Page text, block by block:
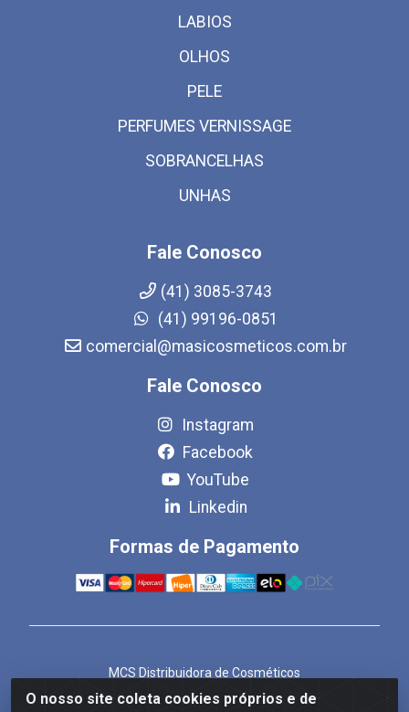
O nosso site coleta cookies próprios e de
LABIOS
OLHOS
PELE
PERFUMES VERNISSAGE
SOBRANCELHAS
UNHAS
Fale Conosco
(41) 3085-3743
(41) 99196-0851
comercial@masicosmeticos.com.br
Fale Conosco
Instagram
Facebook
YouTube
Linkedin
Formas de Pagamento
MCS Distribuidora de Cosméticos
Rua Bom Jesus de Iguape, 1409 - Hauer, Curitiba/PR -